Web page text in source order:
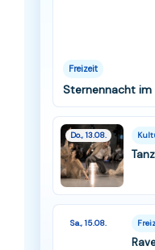
Freizeit
Sternennacht
Do., 13.08.
Sa., 15.08.